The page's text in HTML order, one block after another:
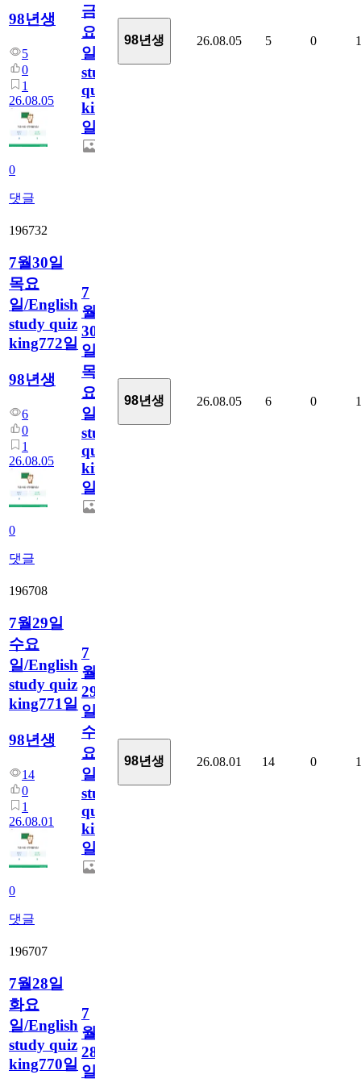
98년생
5
0
1
26.08.05
0
댓글
금
요
일/English
study
quiz
king773
일
98년생 26.08.05 5 0 1
196732
7월30일
목요
일/English
study quiz
king772일
98년생
6
0
1
26.08.05
0
댓글
7
월
30
일
목
요
일/English
study
quiz
king772
일
98년생 26.08.05 6 0 1
196708
7월29일
수요
일/English
study quiz
king771일
98년생
14
0
1
26.08.01
0
댓글
7
월
29
일
수
요
일/English
study
quiz
king771
일
98년생 26.08.01 14 0 1
196707
7월28일
화요
일/English
study quiz
king770일
7
월
28
일